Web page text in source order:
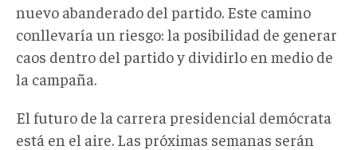
nuevo abanderado del partido. Este camino
conllevaría un riesgo: la posibilidad de generar
caos dentro del partido y dividirlo en medio de
la campaña.
El futuro de la carrera presidencial demócrata
está en el aire. Las próximas semanas serán